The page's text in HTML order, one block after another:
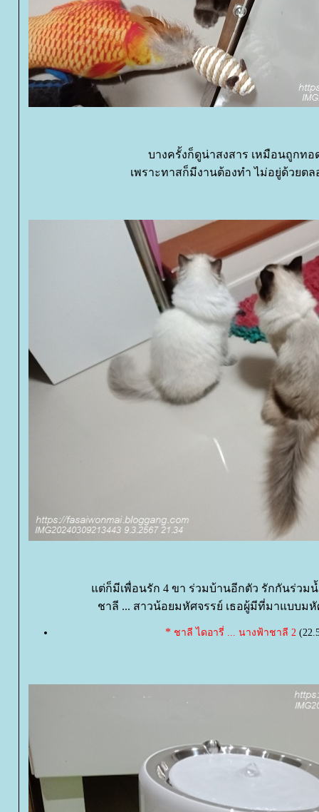
บางครั้งก็ดูน่าสงสาร เหมือนถูกทอ
เพราะทาสก็มีงานต้องทำ ไม่อยู่ด้วยตล
ต่ก็มีเพื่อนรัก 4 ขา ร่วมบ้านอีกตัว รักกันร่วม
ชาลี ... สาวน้อยมหัศจรรย์ เธอผู้มีที่มาแบบม
* ชาลี ไดอารี่ ... นางฟ้าชาลี 2